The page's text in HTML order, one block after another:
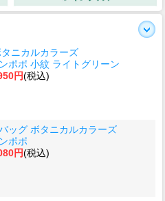
ニカルカラーズ
ポポ 小紋 ライトグリーン
円(税込)
ッグ ボタニカルカラーズ
ポポ
円(税込)